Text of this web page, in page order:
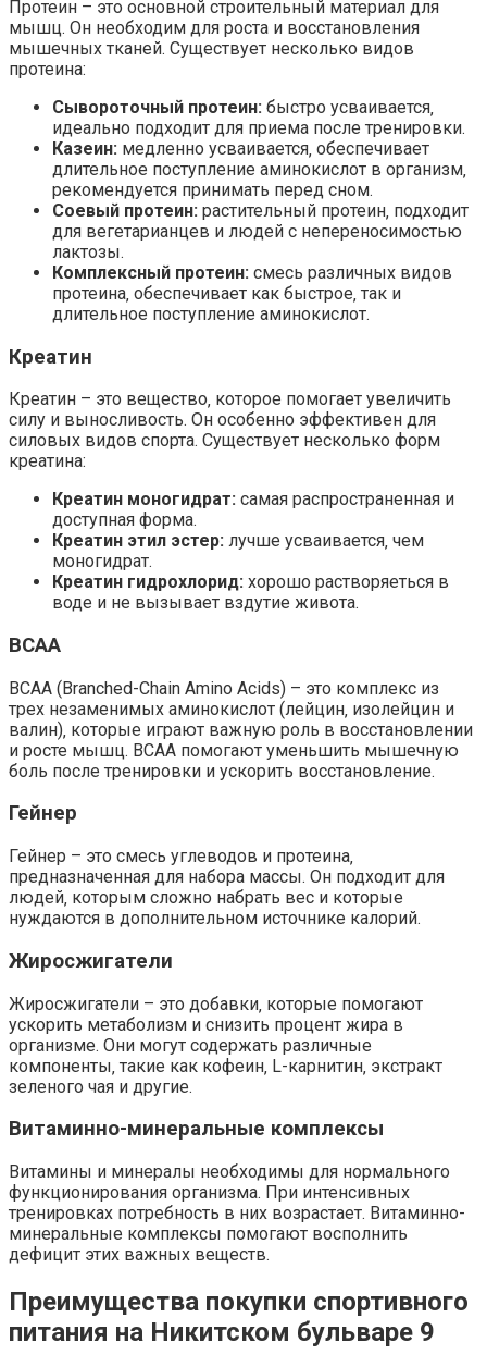
Протеин – это основной строительный материал для
мышц. Он необходим для роста и восстановления
мышечных тканей. Существует несколько видов
протеина:
Сывороточный протеин: быстро усваивается‚
идеально подходит для приема после тренировки.
Казеин: медленно усваивается‚ обеспечивает
длительное поступление аминокислот в организм‚
рекомендуется принимать перед сном.
Соевый протеин: растительный протеин‚ подходит
для вегетарианцев и людей с непереносимостью
лактозы.
Комплексный протеин: смесь различных видов
протеина‚ обеспечивает как быстрое‚ так и
длительное поступление аминокислот.
Креатин
Креатин – это вещество‚ которое помогает увеличить
силу и выносливость. Он особенно эффективен для
силовых видов спорта. Существует несколько форм
креатина:
Креатин моногидрат: самая распространенная и
доступная форма.
Креатин этил эстер: лучше усваивается‚ чем
моногидрат.
Креатин гидрохлорид: хорошо растворяеться в
воде и не вызывает вздутие живота.
BCAA
BCAA (Branched-Chain Amino Acids) – это комплекс из
трех незаменимых аминокислот (лейцин‚ изолейцин и
валин)‚ которые играют важную роль в восстановлении
и росте мышц. BCAA помогают уменьшить мышечную
боль после тренировки и ускорить восстановление.
Гейнер
Гейнер – это смесь углеводов и протеина‚
предназначенная для набора массы. Он подходит для
людей‚ которым сложно набрать вес и которые
нуждаются в дополнительном источнике калорий.
Жиросжигатели
Жиросжигатели – это добавки‚ которые помогают
ускорить метаболизм и снизить процент жира в
организме. Они могут содержать различные
компоненты‚ такие как кофеин‚ L-карнитин‚ экстракт
зеленого чая и другие.
Витаминно-минеральные комплексы
Витамины и минералы необходимы для нормального
функционирования организма. При интенсивных
тренировках потребность в них возрастает. Витаминно-
минеральные комплексы помогают восполнить
дефицит этих важных веществ.
Преимущества покупки спортивного
питания на Никитском бульваре 9